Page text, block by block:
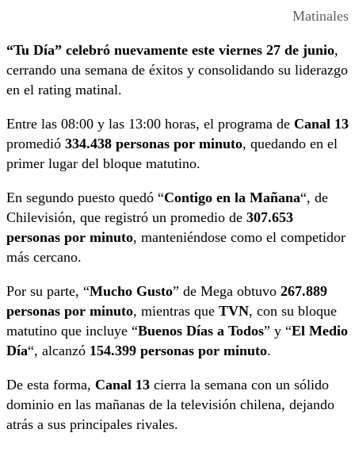
Matinales
“Tu Día” celebró nuevamente este viernes 27 de junio,
cerrando una semana de éxitos y consolidando su liderazgo
en el rating matinal.
Entre las 08:00 y las 13:00 horas, el programa de Canal 13
promedió 334.438 personas por minuto, quedando en el
primer lugar del bloque matutino.
En segundo puesto quedó “Contigo en la Mañana“, de
Chilevisión, que registró un promedio de 307.653
personas por minuto, manteniéndose como el competidor
más cercano.
Por su parte, “Mucho Gusto” de Mega obtuvo 267.889
personas por minuto, mientras que TVN, con su bloque
matutino que incluye “Buenos Días a Todos” y “El Medio
Día“, alcanzó 154.399 personas por minuto.
De esta forma, Canal 13 cierra la semana con un sólido
dominio en las mañanas de la televisión chilena, dejando
atrás a sus principales rivales.